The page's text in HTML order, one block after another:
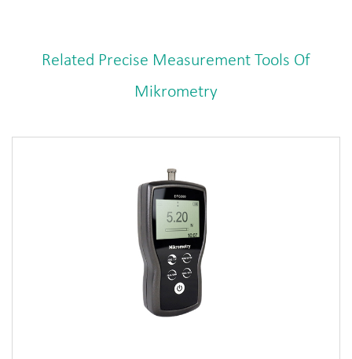
Related Precise Measurement Tools Of
Mikrometry